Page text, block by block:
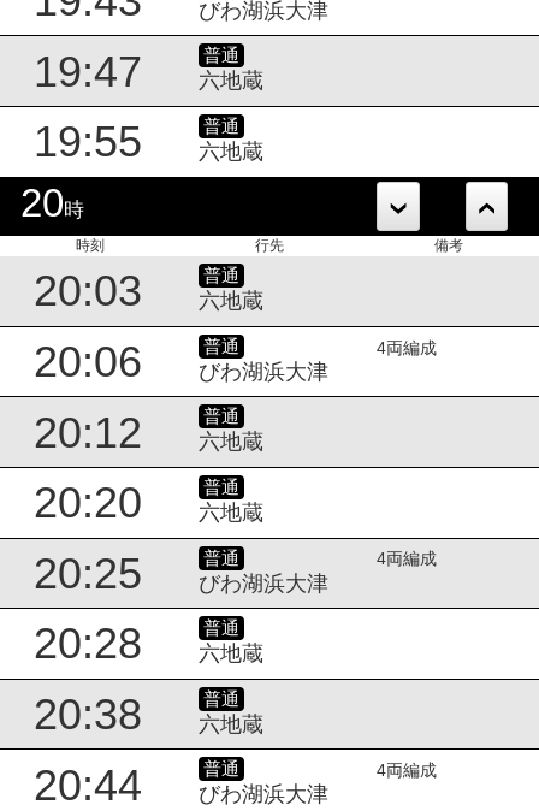
びわ湖浜大津
19:47 普通
六地蔵
19:55 普通
六地蔵
20時
時刻 行先 備考
20:03 普通
六地蔵
20:06 普通
びわ湖浜大津
4両編成
20:12 普通
六地蔵
20:20 普通
六地蔵
20:25 普通
びわ湖浜大津
4両編成
20:28 普通
六地蔵
20:38 普通
六地蔵
20:44 普通
びわ湖浜大津
4両編成